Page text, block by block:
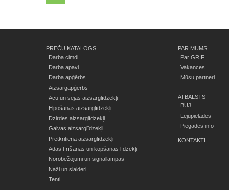
PREČU KATALOGS
Darba cimdi
Darba apavi
Darba apģērbs
Aizsargapģērbs
Acu un sejas aizsarglīdzekļi
Elpošanas aizsarglīdzekļi
Dzirdes aizsarglīdzekļi
Galvas aizsarglīdzekļi
Pretkritiena aizsarglīdzekļi
Ādas tīrīšanas un kopšanas līdzekļi
Norobežojumi un signāllampas
Naži un slaideri
Tenti
PAR MUMS
Par GRIF
Vakances
Mūsu partneri
ATBALSTS
BUJ
Lejupielādes
Piegādes info
KONTAKTI